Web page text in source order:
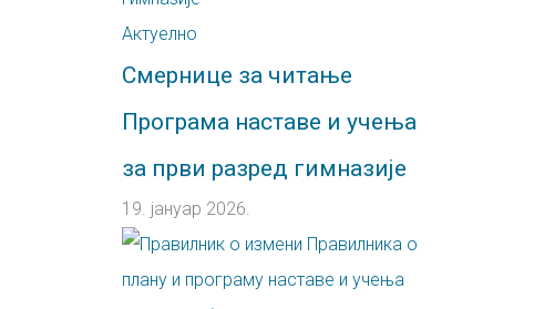
Актуелно
Смернице за читање
Програма наставе и учења
за први разред гимназије
19. јануар 2026.